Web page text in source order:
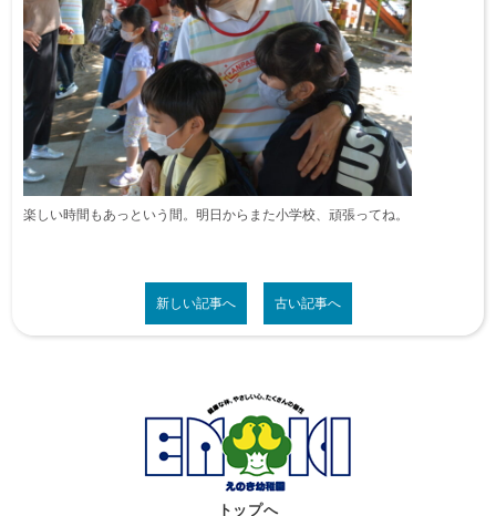
楽しい時間もあっという間。明日からまた小学校、頑張ってね。
新しい記事へ 古い記事へ
トップへ